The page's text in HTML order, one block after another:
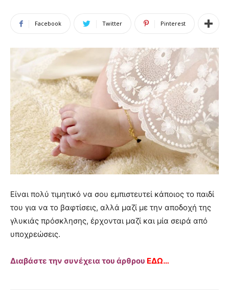
Facebook Twitter Pinterest
Είναι πολύ τιμητικό να σου εμπιστευτεί κάποιος το παιδί
του για να το βαφτίσεις, αλλά μαζί με την αποδοχή της
γλυκιάς πρόσκλησης, έρχονται μαζί και μία σειρά από
υποχρεώσεις.
Διαβάστε την συνέχεια του άρθρου ΕΔΩ…